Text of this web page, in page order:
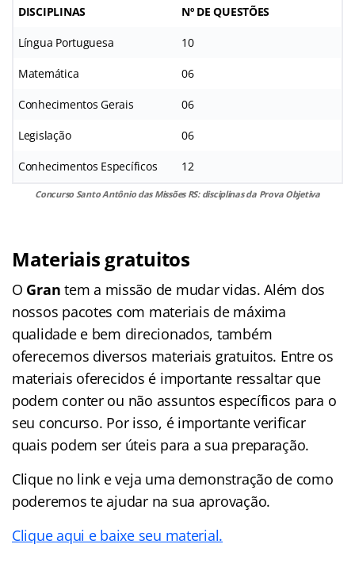
DISCIPLINAS Nº DE QUESTÕES
Língua Portuguesa 10
Matemática 06
Conhecimentos Gerais 06
Legislação 06
Conhecimentos Específicos 12
Concurso Santo Antônio das Missões RS: disciplinas da Prova Objetiva
Materiais gratuitos
O Grantem a missão de mudar vidas. Além dos
nossos pacotes com materiais de máxima
qualidade e bem direcionados, também
oferecemos diversos materiais gratuitos. Entre os
materiais oferecidos é importante ressaltar que
podem conter ou não assuntos específicos para o
seu concurso. Por isso, é importante verificar
quais podem ser úteis para a sua preparação.
Clique no link e veja uma demonstração de como
poderemos te ajudar na sua aprovação.
Clique aqui e baixe seu material.